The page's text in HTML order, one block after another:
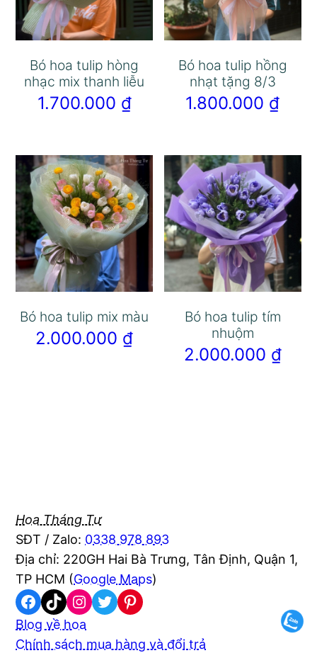
Bó hoa tulip hòng
nhạc mix thanh liễu
1.700.000 ₫
Bó hoa tulip hồng
nhạt tặng 8/3
1.800.000 ₫
Bó hoa tulip mix màu
2.000.000 ₫
Bó hoa tulip tím
nhuộm
2.000.000 ₫
Hoa Tháng Tư
SĐT / Zalo: 0338 978 893
Địa chỉ: 220GH Hai Bà Trưng, Tân Định, Quận 1,
TP HCM (Google Maps)
Facebook
TikTokInstagram
TwitterPinterest
Blog về hoa
Chính sách mua hàng và đổi trả